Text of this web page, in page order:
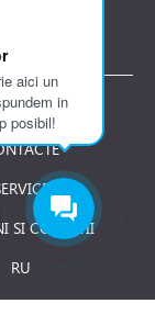
aici un
in
posibil!
NOI
SI CONDITII
RU